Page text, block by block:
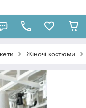
Жіночі костюми